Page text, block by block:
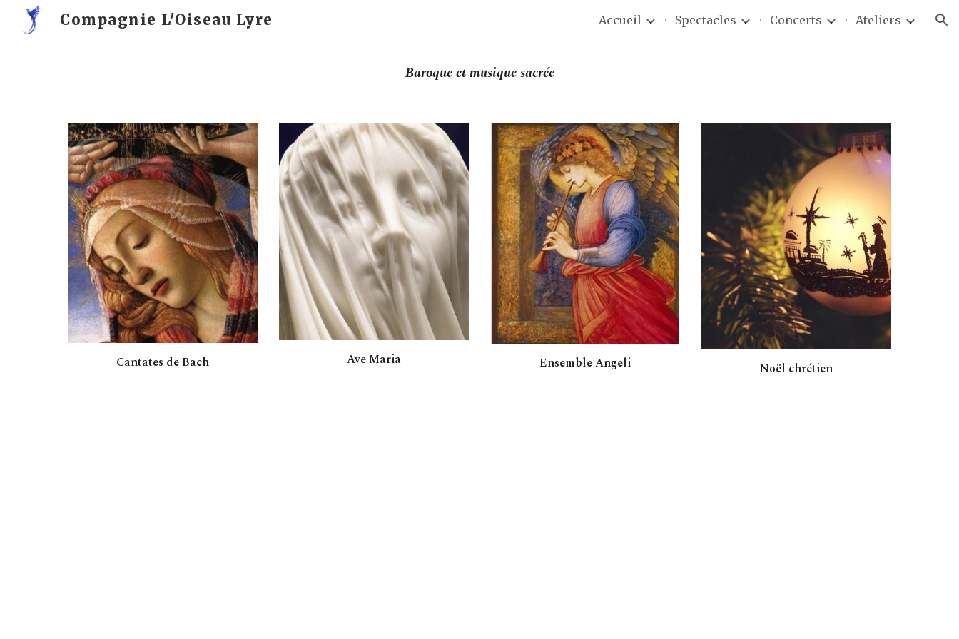
Skip to navigation
Compagnie L'Oiseau Lyre Accueil Spectacles Concerts Ateliers
Baroque et musique sacrée
Cantates de Bach Ave Maria Ensemble Angeli Noël chrétien